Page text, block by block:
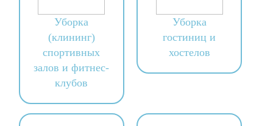
Уборка
(клининг)
спортивных
залов и фитнес-
клубов
Уборка
гостиниц и
хостелов